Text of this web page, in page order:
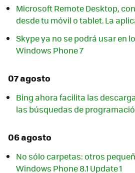
Microsoft Remote Desktop,
desde tu móvil o tablet. La
Skype ya no se podrá usar en
Windows Phone 7
07 agosto
Bing ahora facilita las
las búsquedas de
06 agosto
No sólo carpetas: otros
Windows Phone 8.1 Update 1